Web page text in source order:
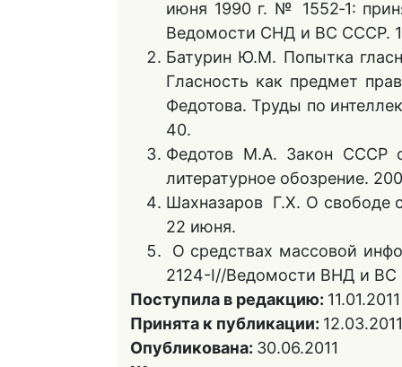
июня 1990 г. № 1552‑1:
Ведомости СНД и ВС СССР.
Батурин Ю.М. Попытка
Гласность как предмет
Федотова. Труды по
40.
Федотов М.А. Закон СССР
литературное обозрение.
Шахназаров Г.Х. О свободе
22 июня.
О средствах массовой
2124-I//Ведомости ВНД и ВС
Поступила в редакцию: 11.01.2011
Принята к публикации: 12.03.2011
Опубликована: 30.06.2011